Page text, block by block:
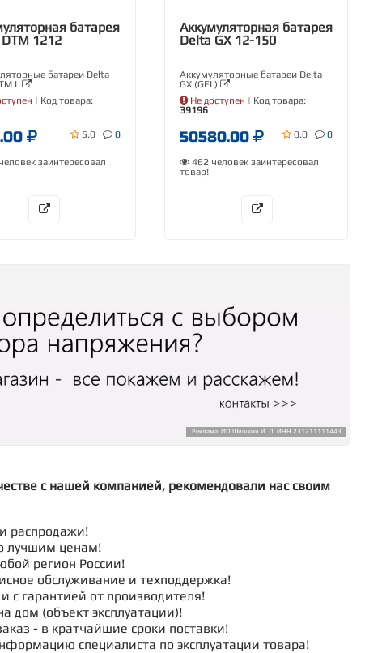
батарея
1212
батареи Delta
L
| Код товара:
5.0 0
заинтересовал
Аккумуляторная батарея
Delta GX 12-150
Аккумуляторные батареи Delta
GX (GEL)
Не доступен | Код товара:
39196
50580.00 0.0 0
462 человек заинтересовал
товар!
Реклама. ИП Шишкин И. Л. ИНН 231211111443
с нашей компанией, рекомендовали нас своим
распродажи!
лучшим ценам!
регион России!
обслуживание и техподдержка!
с гарантией от производителя!
дом (объект эксплуатации)!
- в кратчайшие сроки поставки!
специалиста по эксплуатации товара!